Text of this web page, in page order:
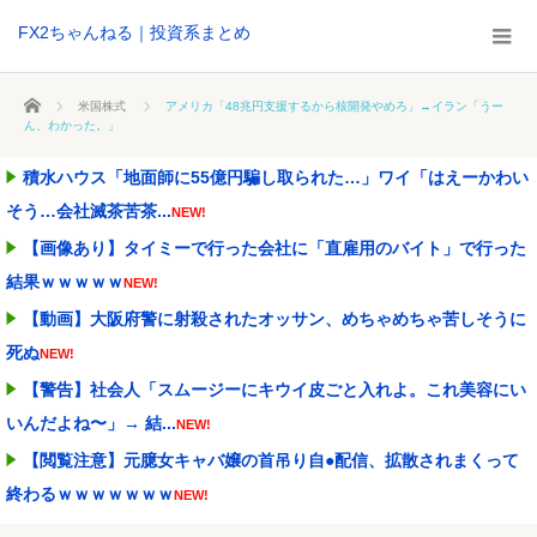
FX2ちゃんねる｜投資系まとめ
ホーム 米国株式
アメリカ「48兆円支援するから核開発やめろ」→イラン「うー
ん、わかった。」
積水ハウス「地面師に55億円騙し取られた…」ワイ「はえーかわい
そう…会社滅茶苦茶...NEW!
【画像あり】タイミーで行った会社に「直雇用のバイト」で行った
結果ｗｗｗｗｗNEW!
【動画】大阪府警に射殺されたオッサン、めちゃめちゃ苦しそうに
死ぬNEW!
【警告】社会人「スムージーにキウイ皮ごと入れよ。これ美容にい
いんだよね〜」→ 結...NEW!
【閲覧注意】元臆女キャバ嬢の首吊り自●配信、拡散されまくって
終わるｗｗｗｗｗｗｗNEW!